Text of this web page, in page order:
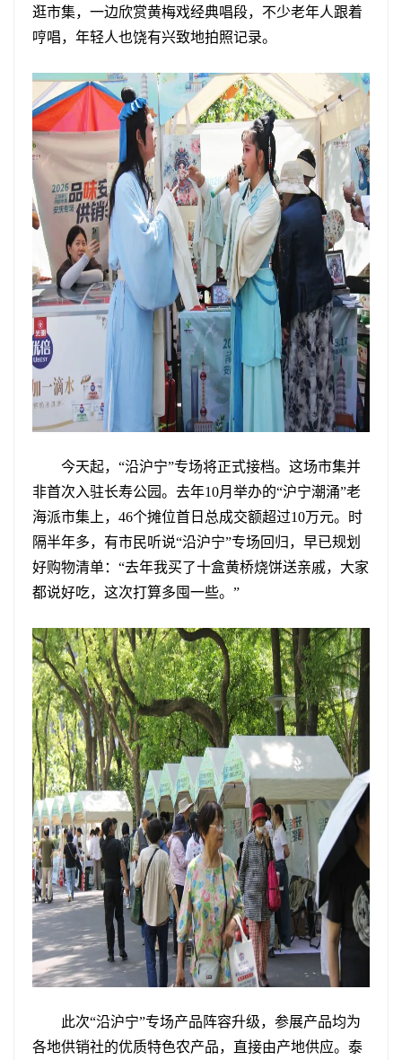
逛市集，一边欣赏黄梅戏经典唱段，不少老年人跟着
哼唱，年轻人也饶有兴致地拍照记录。
今天起，“沿沪宁”专场将正式接档。这场市集并
非首次入驻长寿公园。去年10月举办的“沪宁潮涌”老
海派市集上，46个摊位首日总成交额超过10万元。时
隔半年多，有市民听说“沿沪宁”专场回归，早已规划
好购物清单：“去年我买了十盒黄桥烧饼送亲戚，大家
都说好吃，这次打算多囤一些。”
此次“沿沪宁”专场产品阵容升级，参展产品均为
各地供销社的优质特色农产品，直接由产地供应。泰